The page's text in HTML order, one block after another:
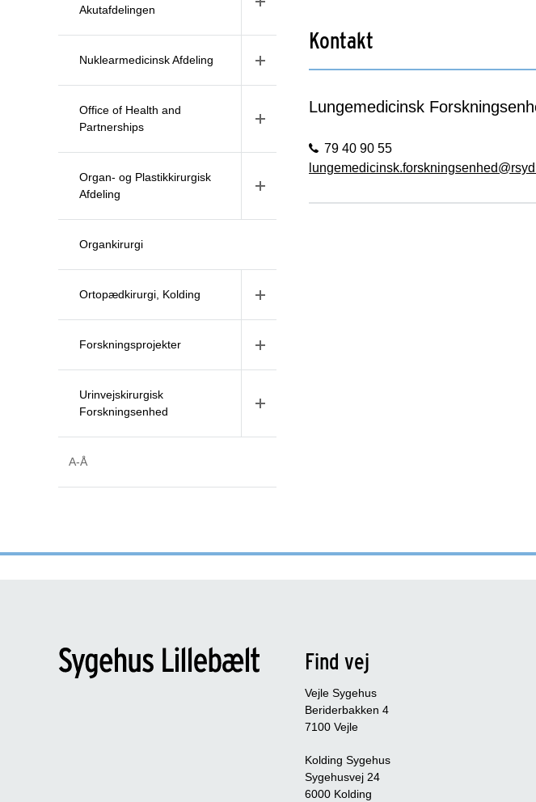
Akutafdelingen
Nuklearmedicinsk Afdeling
Office of Health and
Partnerships
Organ- og Plastikkirurgisk
Afdeling
Organkirurgi
Ortopædkirurgi, Kolding
Forskningsprojekter
Urinvejskirurgisk
Forskningsenhed
A-Å
Kontakt
Lungemedicinsk
79 40 90 55
Find vej
Vejle Sygehus
Beriderbakken 4
7100 Vejle
Kolding Sygehus
Sygehusvej 24
6000 Kolding